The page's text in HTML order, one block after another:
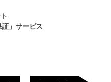
証」サービス